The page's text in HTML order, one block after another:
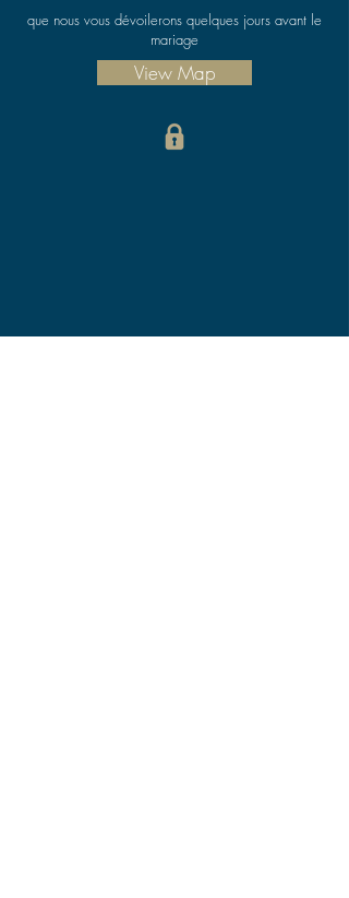
que nous vous dévoilerons quelques jours avant le
mariage
View Map